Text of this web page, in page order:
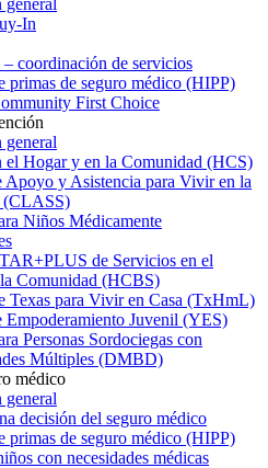
In
coordinación de servicios
primas de seguro médico (HIPP)
First Choice
el Hogar y en la Comunidad (HCS)
Apoyo y Asistencia para Vivir en la
(CLASS)
Niños Médicamente
de Servicios en el
Comunidad (HCBS)
Texas para Vivir en Casa (TxHmL)
Empoderamiento Juvenil (YES)
Personas Sordociegas con
Múltiples (DMBD)
médico
decisión del seguro médico
primas de seguro médico (HIPP)
con necesidades médicas